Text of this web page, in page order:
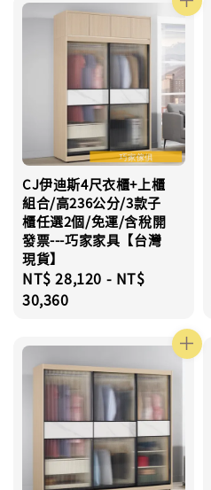
CJ伊迪斯4尺衣櫃+上櫃
組合/高236公分/3款子
櫃任選2個/免運/含稅開
發票---巧家家具【台灣
現貨】
Regular
price
NT$ 28,120 - NT$
30,360